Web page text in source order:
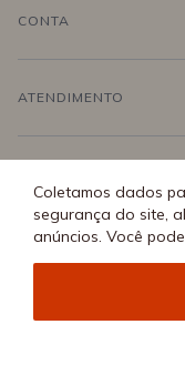
Coletamos dados
segurança do site,
anúncios. Você
História
Conecte-se
CONTA
Login
Meus pedidos
Wishlist
ATENDIMENTO
Compra Segura
Formas de
Seja uma